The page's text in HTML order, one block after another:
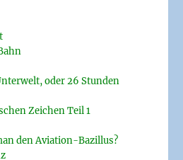
oder 26 Stunden
Zeichen Teil 1
den Aviation-Bazillus?